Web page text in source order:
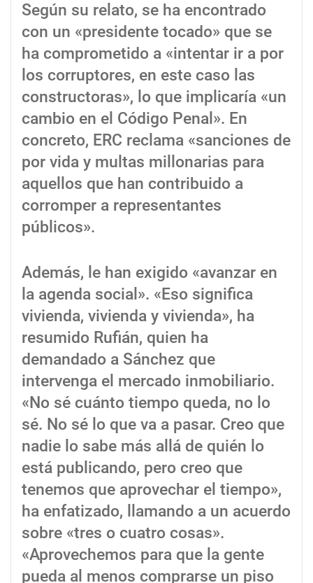
Según su relato, se ha encontrado
con un «presidente tocado» que se
ha comprometido a «intentar ir a por
los corruptores, en este caso las
constructoras», lo que implicaría «un
cambio en el Código Penal». En
concreto, ERC reclama «sanciones de
por vida y multas millonarias para
aquellos que han contribuido a
corromper a representantes
públicos».
Además, le han exigido «avanzar en
la agenda social». «Eso significa
vivienda, vivienda y vivienda», ha
resumido Rufián, quien ha
demandado a Sánchez que
intervenga el mercado inmobiliario.
«No sé cuánto tiempo queda, no lo
sé. No sé lo que va a pasar. Creo que
nadie lo sabe más allá de quién lo
está publicando, pero creo que
tenemos que aprovechar el tiempo»,
ha enfatizado, llamando a un acuerdo
sobre «tres o cuatro cosas».
«Aprovechemos para que la gente
pueda al menos comprarse un piso